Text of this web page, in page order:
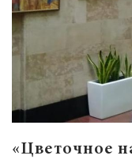
«Цветочное